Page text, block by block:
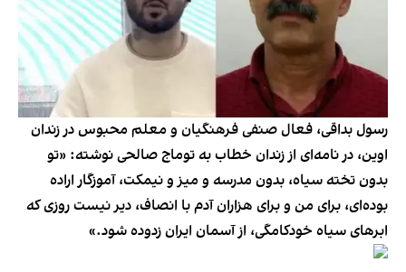
رسول بداقی، فعال صنفی فرهنگیان و معلم محبوس در زندان
اوین، در نامه‌ای از زندان خطاب به توماج صالحی نوشته: «تو
بدون تخته سیاه، بدون مدرسه و میز و نیمکت، آموزگار اراده
بوده‌ای، برای من و برای هزاران آدم با انصاف، دیر نیست روزی که
ابرهای سیاه خودکامگی، از آسمان ایران زدوده شود.»